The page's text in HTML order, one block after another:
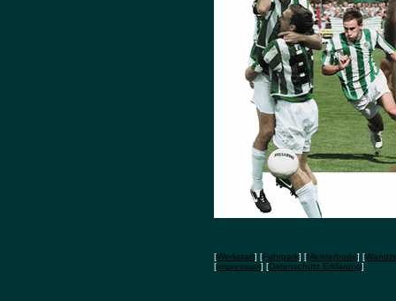
[Werkstatt] [Fuhrpark] [Meisterbude] [
[Impressum] [Datenschutz Erklärung]